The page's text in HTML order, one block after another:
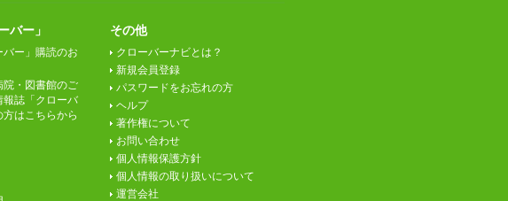
バー」
ー」購読のお
院・図書館のご
報誌「クローバ
はこちらから
その他
クローバーナビとは？
新規会員登録
パスワードをお忘れの方
ヘルプ
著作権について
お問い合わせ
個人情報保護方針
個人情報の取り扱いについて
運営会社